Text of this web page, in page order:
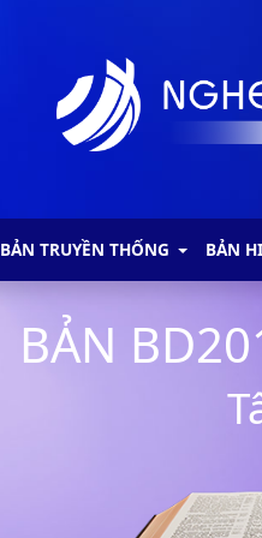
BẢN TRUYỀN THỐNG BẢN
BẢN